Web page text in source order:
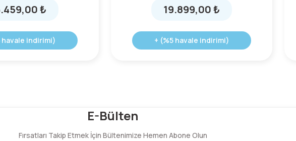
₺
havale indirimi)
19.899,00 ₺
+ (%5 havale indirimi)
E-Bülten
Fırsatları Takip Etmek İçin Bültenimize Hemen Abone Olun